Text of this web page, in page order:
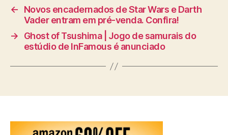
←
Novos encadernados de Star Wars e Darth
Vader entram em pré-venda. Confira!
→
Ghost of Tsushima | Jogo de samurais do
estúdio de InFamous é anunciado